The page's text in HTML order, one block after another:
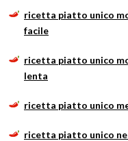
ricetta piatto unico
facile
ricetta piatto unico
lenta
ricetta piatto unico
ricetta piatto unico